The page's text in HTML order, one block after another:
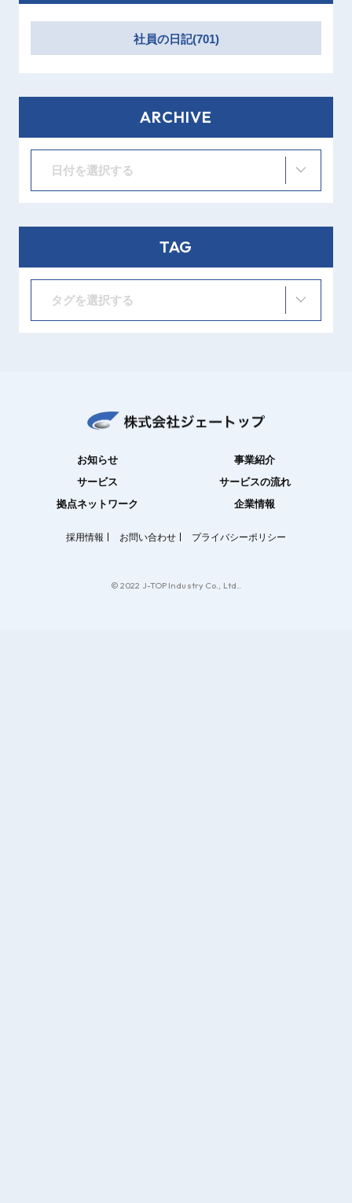
社員の日記(701)
ARCHIVE
日付を選択する
TAG
タグを選択する
お知らせ
事業紹介
サービス
サービスの流れ
拠点ネットワーク
企業情報
採用情報 お問い合わせ プライバシーポリシー
© 2022 J-TOP Industry Co., Ltd..